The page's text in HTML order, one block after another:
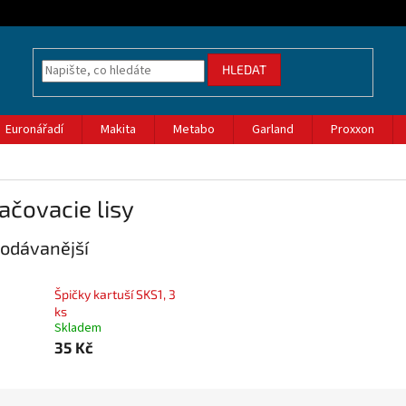
HLEDAT
Euronářadí Makita Metabo Garland Proxxon
lisy
Špičky kartuší SKS1, 3
ks
Skladem
35 Kč